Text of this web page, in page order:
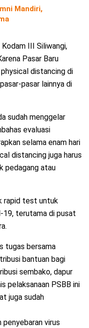
Mandiri,
Kodam III Siliwangi,
Pasar Baru
distancing di
pasar lainnya di
sudah menggelar
evaluasi
selama enam hari
distancing juga harus
pedagang atau
rapid test untuk
19, terutama di pusat
tugas bersama
bantuan bagi
sembako, dapur
pelaksanaan PSBB ini
juga sudah
virus